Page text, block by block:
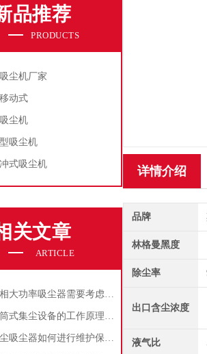
品推荐
PRODUCTS
尘机厂家
动式
尘机
吸尘机
式吸尘机
关文章
ARTICLE
挑选三相大功率吸尘器需要考虑哪些问题？
关于滤筒式集尘设备的工作原理及特点说明
车间除尘吸尘器如何进行维护保养？
详情介绍
品牌
林格曼黑度
除尘率
出口含尘浓度
液气比